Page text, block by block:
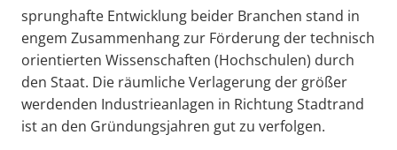
sprunghafte Entwicklung beider Branchen stand in
engem Zusammenhang zur Förderung der technisch
orientierten Wissenschaften (Hochschulen) durch
den Staat. Die räumliche Verlagerung der größer
werdenden Industrieanlagen in Richtung Stadtrand
ist an den Gründungsjahren gut zu verfolgen.